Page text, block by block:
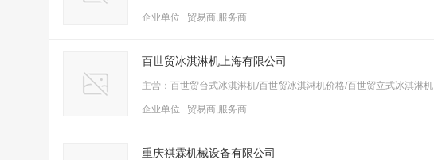
企业单位 贸易商,服务商
百世贸冰淇淋机上海有限公司
主营：百世贸台式冰淇淋机/百世贸冰淇淋机价格/百世贸立式冰淇淋机
企业单位 贸易商,服务商
重庆祺霖机械设备有限公司